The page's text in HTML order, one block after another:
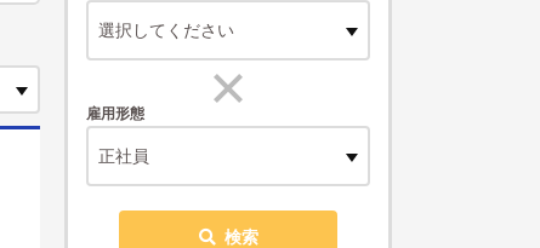
選択してください
雇用形態
正社員
検索